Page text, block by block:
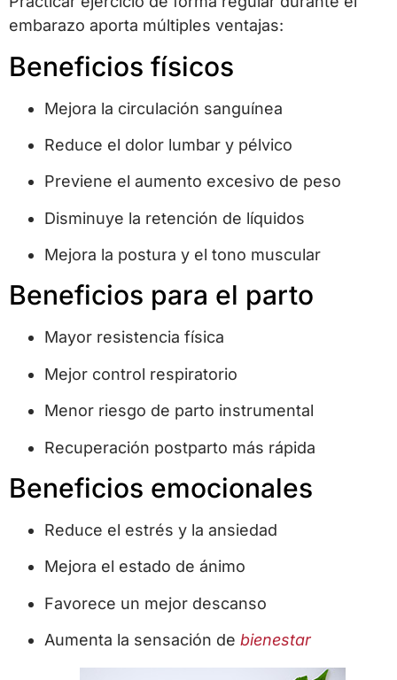
embarazo aporta múltiples ventajas:
Beneficios físicos
Mejora la circulación sanguínea
Reduce el dolor lumbar y pélvico
Previene el aumento excesivo de peso
Disminuye la retención de líquidos
Mejora la postura y el tono muscular
Beneficios para el parto
Mayor resistencia física
Mejor control respiratorio
Menor riesgo de parto instrumental
Recuperación postparto más rápida
Beneficios emocionales
Reduce el estrés y la ansiedad
Mejora el estado de ánimo
Favorece un mejor descanso
Aumenta la sensación de bienestar